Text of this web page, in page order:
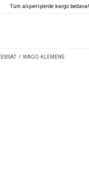
Tüm alışverişlerde kargo bedava!
WAGO KLEMENS